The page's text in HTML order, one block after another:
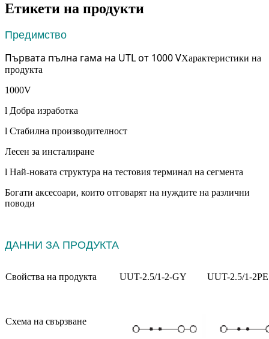
Етикети на продукти
Предимство
Първата пълна гама на UTL от 1000 VХарактеристики на
продукта
1000V
l Добра изработка
l Стабилна производителност
Лесен за инсталиране
l Най-новата структура на тестовия терминал на сегмента
Богати аксесоари, които отговарят на нуждите на различни
поводи
ДАННИ ЗА ПРОДУКТА
Свойства на продукта UUT-2.5/1-2-GY UUT-2.5/1-2PE
Схема на свързване